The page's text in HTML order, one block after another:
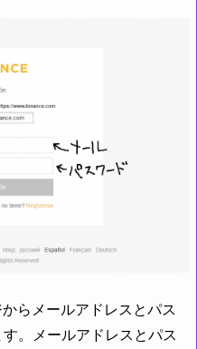
らメールアドレスとパス
。メールアドレスとパス